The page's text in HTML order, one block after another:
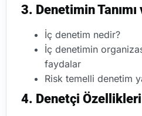
3. Denetimin Tanımı
İç denetim nedir?
İç denetimin
faydalar
Risk temelli denetim
4. Denetçi Özellikleri